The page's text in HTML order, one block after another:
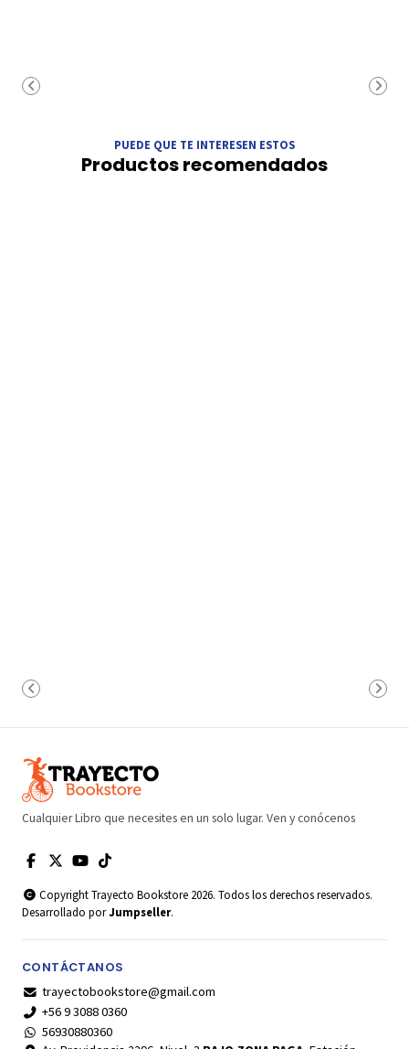
PUEDE QUE TE INTERESEN ESTOS
Productos recomendados
Cualquier Libro que necesites en un solo lugar. Ven y conócenos
Copyright Trayecto Bookstore 2026. Todos los derechos reservados.
Desarrollado porJumpseller.
CONTÁCTANOS
trayectobookstore@gmail.com
+56 9 3088 0360
56930880360